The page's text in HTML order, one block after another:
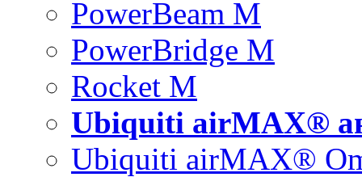
PowerBeam M
PowerBridge M
Rocket M
Ubiquiti airMAX®
Ubiquiti airMAX®